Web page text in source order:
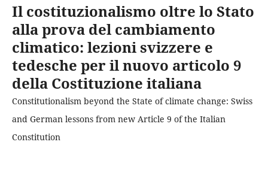
Il costituzionalismo oltre lo Stato
alla prova del cambiamento
climatico: lezioni svizzere e
tedesche per il nuovo articolo 9
della Costituzione italiana
Constitutionalism beyond the State of climate change: Swiss
and German lessons from new Article 9 of the Italian
Constitution